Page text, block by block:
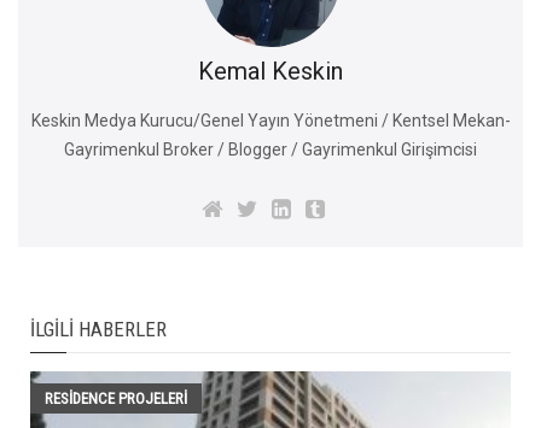
Kemal Keskin
Keskin Medya Kurucu/Genel Yayın Yönetmeni / Kentsel Mekan-
Gayrimenkul Broker / Blogger / Gayrimenkul Girişimcisi
İLGILI HABERLER
RESIDENCE PROJELERI